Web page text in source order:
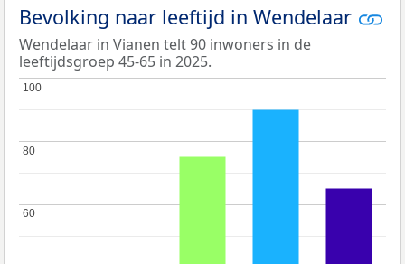
Bevolking naar leeftijd in Wendelaar
Wendelaar in Vianen telt 90 inwoners in de
leeftijdsgroep 45-65 in 2025.
60
60
80
80
100
100